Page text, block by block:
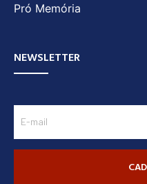
Pró Memória
NEWSLETTER